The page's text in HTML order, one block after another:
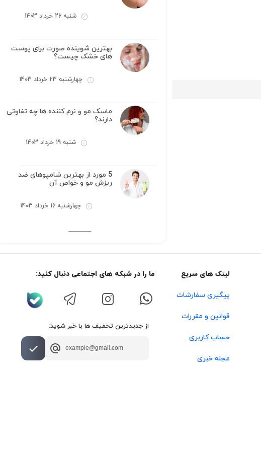
شنبه 26 خرداد 1403
بهترین شوینده صورت برای پوست
های خشک چیست؟
چهارشنبه 23 خرداد 1403
ماسک مو و نرم کننده ها چه تفاوتی
دارند؟
شنبه 19 خرداد 1403
5 مورد از بهترین شامپوهای ضد
ریزش مو و خواص آن
چهارشنبه 16 خرداد 1403
لینک های سریع
پیگیری سفارشات
قوانین و مقررات
حساب کاربری
مجله خبری
ما را در شبکه های اجتماعی دنبال کنید:
از جدیدترین تخفیف ها با خبر شوید: